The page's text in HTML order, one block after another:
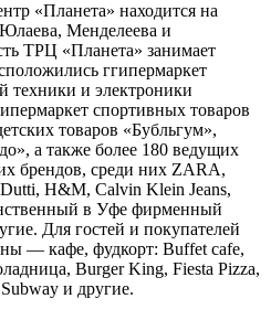
«Планета» находится на
Менделеева и
ТРЦ «Планета» занимает
ггипермаркет
и электроники
спортивных товаров
товаров «Бубльгум»,
а также более 180 ведущих
брендов, среди них ZARA,
H&M, Calvin Klein Jeans,
в Уфе фирменный
Для гостей и покупателей
— кафе, фудкорт: Buffet cafe,
Burger King, Fiesta Pizza,
и другие.